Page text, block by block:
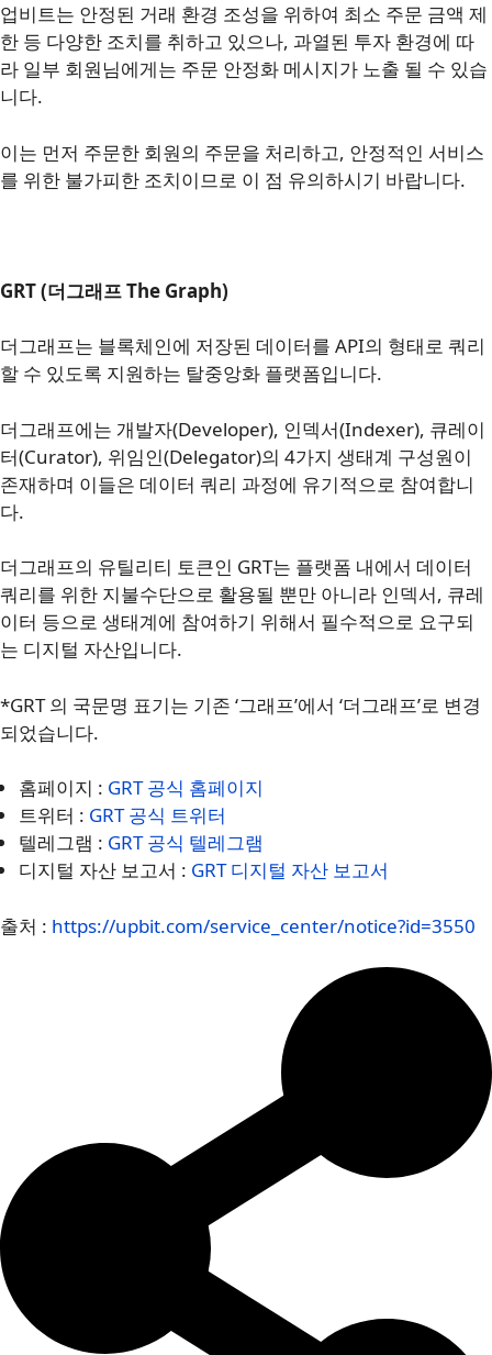
업비트는 안정된 거래 환경 조성을 위하여 최소 주문 금액 제
한 등 다양한 조치를 취하고 있으나, 과열된 투자 환경에 따
라 일부 회원님에게는 주문 안정화 메시지가 노출 될 수 있습
니다.
이는 먼저 주문한 회원의 주문을 처리하고, 안정적인 서비스
를 위한 불가피한 조치이므로 이 점 유의하시기 바랍니다.
GRT (더그래프 The Graph)
더그래프는 블록체인에 저장된 데이터를 API의 형태로 쿼리
할 수 있도록 지원하는 탈중앙화 플랫폼입니다.
더그래프에는 개발자(Developer), 인덱서(Indexer), 큐레이
터(Curator), 위임인(Delegator)의 4가지 생태계 구성원이
존재하며 이들은 데이터 쿼리 과정에 유기적으로 참여합니
다.
더그래프의 유틸리티 토큰인 GRT는 플랫폼 내에서 데이터
쿼리를 위한 지불수단으로 활용될 뿐만 아니라 인덱서, 큐레
이터 등으로 생태계에 참여하기 위해서 필수적으로 요구되
는 디지털 자산입니다.
*GRT 의 국문명 표기는 기존 ‘그래프’에서 ‘더그래프’로 변경
되었습니다.
홈페이지 : GRT 공식 홈페이지
트위터 : GRT 공식 트위터
텔레그램 : GRT 공식 텔레그램
디지털 자산 보고서 : GRT 디지털 자산 보고서
출처 : https://upbit.com/service_center/notice?id=3550